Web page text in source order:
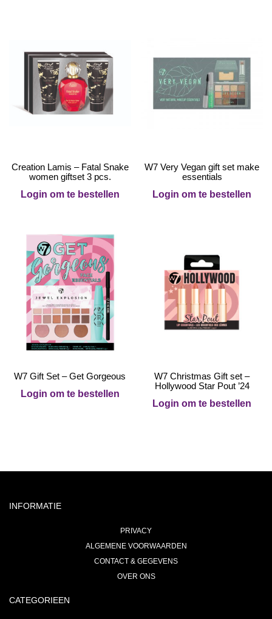
Creation Lamis – Fatal Snake
women giftset 3 pcs.
Login om te bestellen
W7 Very Vegan gift set make
essentials
Login om te bestellen
W7 Gift Set – Get Gorgeous
Login om te bestellen
W7 Christmas Gift set –
Hollywood Star Pout ’24
Login om te bestellen
INFORMATIE
PRIVACY
ALGEMENE VOORWAARDEN
CONTACT & GEGEVENS
OVER ONS
CATEGORIEEN